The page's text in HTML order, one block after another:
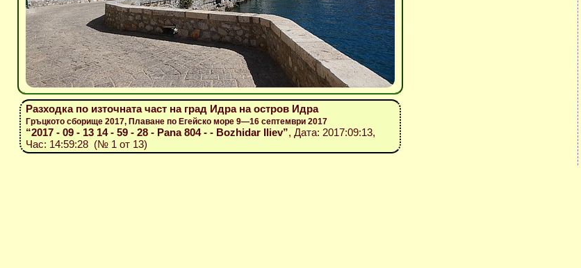
Разходка по източната част на град Идра на остров Идра
Гръцкото сборище 2017, Плаване по Егейско море 9—16 септември 2017
“2017 - 09 - 13 14 - 59 - 28 - Pana 804 - - Bozhidar Iliev”, Дата: 2017:09:13,
Час: 14:59:28 (№ 1 от 13)